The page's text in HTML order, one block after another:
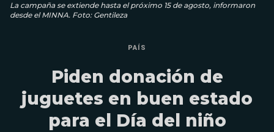
La campaña se extiende hasta el próximo 15 de agosto, informaron
desde el MINNA. Foto: Gentileza
PAÍS
Piden donación de
juguetes en buen estado
para el Día del niño